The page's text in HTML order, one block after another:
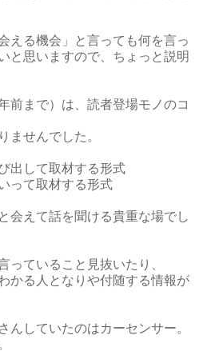
える機会」と言っても何を言っ
と思いますので、ちょっと説明
前まで）は、読者登場モノのコ
ませんでした。
出して取材する形式
って取材する形式
会えて話を聞ける貴重な場でし
っていること見抜いたり、
かる人となりや付随する情報が
んしていたのはカーセンサー。